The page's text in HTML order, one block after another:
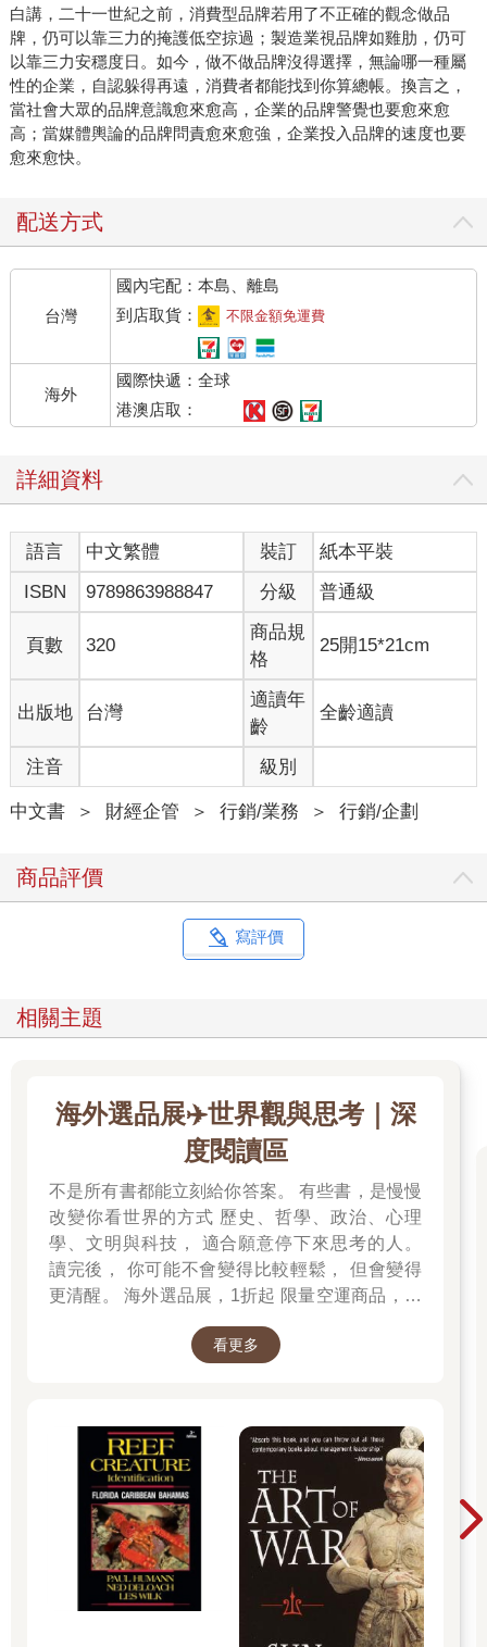
白講，二十一世紀之前，消費型品牌若用了不正確的觀念做品
牌，仍可以靠三力的掩護低空掠過；製造業視品牌如雞肋，仍可
以靠三力安穩度日。如今，做不做品牌沒得選擇，無論哪一種屬
性的企業，自認躲得再遠，消費者都能找到你算總帳。換言之，
當社會大眾的品牌意識愈來愈高，企業的品牌警覺也要愈來愈
高；當媒體輿論的品牌問責愈來愈強，企業投入品牌的速度也要
愈來愈快。
配送方式
台灣
國內宅配：本島、離島
到店取貨：
不限金額免運費
海外
國際快遞：全球
港澳店取：
詳細資料
語言 中文繁體 裝訂
紙本平裝
ISBN
9789863988847 分級 普通級
頁數 320
商品規
格
25開15*21cm
出版地 台灣
適讀年
齡
全齡適讀
注音 級別
中文書 ＞ 財經企管 ＞ 行銷/業務 ＞ 行銷/企劃
商品評價
寫評價
相關主題
海外選品展✈️世界觀與思考｜深
度閱讀區
不是所有書都能立刻給你答案。 有些書，是慢慢
改變你看世界的方式 歷史、哲學、政治、心理
學、文明與科技， 適合願意停下來思考的人。
讀完後， 你可能不會變得比較輕鬆， 但會變得
更清醒。 海外選品展，1折起 限量空運商品，先
看更多